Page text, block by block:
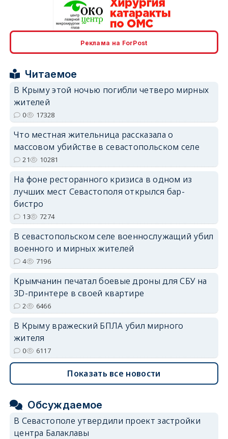
erid: 2SDnjdPjgYS
erid: 2SDnjdvhGXG
Реклама на ForPost
Читаемое
В Крыму этой ночью погибли четверо мирных
жителей
0 17328
Что местная жительница рассказала о
массовом убийстве в севастопольском селе
21 10281
На фоне ресторанного кризиса в одном из
лучших мест Севастополя открылся бар-
бистро
13 7274
В севастопольском селе военнослужащий убил
военного и мирных жителей
4 7196
Крымчанин печатал боевые дроны для СБУ на
3D-принтере в своей квартире
2 6466
В Крыму вражеский БПЛА убил мирного
жителя
0 6117
Показать все новости
Обсуждаемое
В Севастополе утвердили проект застройки
центра Балаклавы